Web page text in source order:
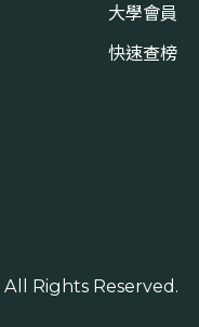
大學會員
快速查榜
All Rights Reserved.